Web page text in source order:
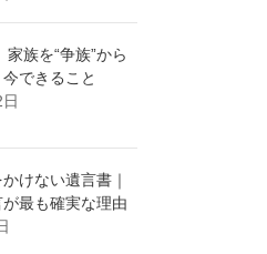
家族を“争族”から
できること
けない遺言書｜
最も確実な理由